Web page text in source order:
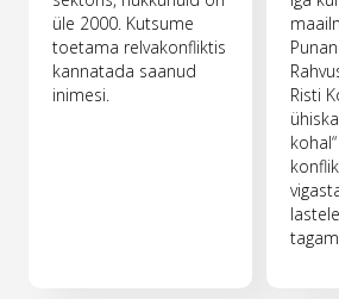
üle 2000. Kutsume
toetama relvakonfliktis
kannatada saanud
inimesi.
Risti